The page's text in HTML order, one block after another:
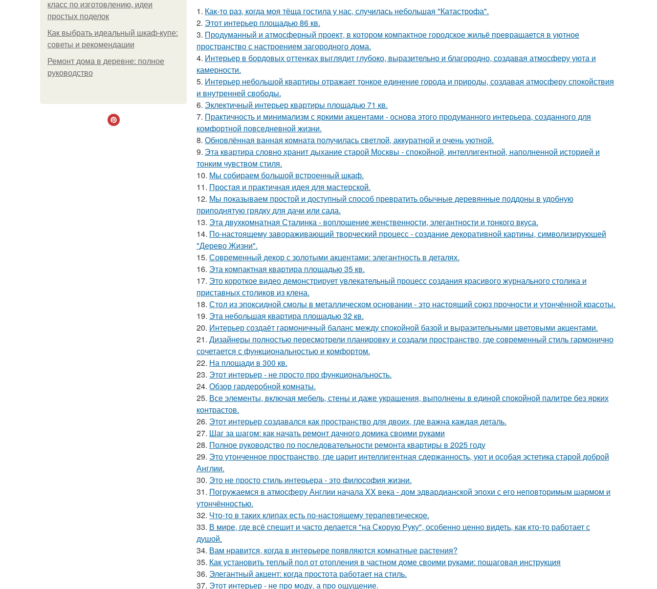
класс по изготовлению, идеи
простых поделок
Как выбрать идеальный шкаф-купе:
советы и рекомендации
Ремонт дома в деревне: полное
руководство
1. Как-то раз, когда моя тёща гостила у нас, случилась небольшая "Катастрофа".
2. Этот интерьер площадью 86 кв.
3. Продуманный и атмосферный проект, в котором компактное городское жильё превращается в уютное
пространство с настроением загородного дома.
4. Интерьер в бордовых оттенках выглядит глубоко, выразительно и благородно, создавая атмосферу уюта и
камерности.
5. Интерьер небольшой квартиры отражает тонкое единение города и природы, создавая атмосферу спокойствия
и внутренней свободы.
6. Эклектичный интерьер квартиры площадью 71 кв.
7. Практичность и минимализм с яркими акцентами - основа этого продуманного интерьера, созданного для
комфортной повседневной жизни.
8. Обновлённая ванная комната получилась светлой, аккуратной и очень уютной.
9. Эта квартира словно хранит дыхание старой Москвы - спокойной, интеллигентной, наполненной историей и
тонким чувством стиля.
10. Мы собираем большой встроенный шкаф.
11. Простая и практичная идея для мастерской.
12. Мы показываем простой и доступный способ превратить обычные деревянные поддоны в удобную
приподнятую грядку для дачи или сада.
13. Эта двухкомнатная Сталинка - воплощение женственности, элегантности и тонкого вкуса.
14. По-настоящему завораживающий творческий процесс - создание декоративной картины, символизирующей
"Дерево Жизни".
15. Современный декор с золотыми акцентами: элегантность в деталях.
16. Эта компактная квартира площадью 35 кв.
17. Это короткое видео демонстрирует увлекательный процесс создания красивого журнального столика и
приставных столиков из клена.
18. Стол из эпоксидной смолы в металлическом основании - это настоящий союз прочности и утончённой красоты.
19. Эта небольшая квартира площадью 32 кв.
20. Интерьер создаёт гармоничный баланс между спокойной базой и выразительными цветовыми акцентами.
21. Дизайнеры полностью пересмотрели планировку и создали пространство, где современный стиль гармонично
сочетается с функциональностью и комфортом.
22. На площади в 300 кв.
23. Этот интерьер - не просто про функциональность.
24. Обзор гардеробной комнаты.
25. Все элементы, включая мебель, стены и даже украшения, выполнены в единой спокойной палитре без ярких
контрастов.
26. Этот интерьер создавался как пространство для двоих, где важна каждая деталь.
27. Шаг за шагом: как начать ремонт дачного домика своими руками
28. Полное руководство по последовательности ремонта квартиры в 2025 году
29. Это утонченное пространство, где царит интеллигентная сдержанность, уют и особая эстетика старой доброй
Англии.
30. Это не просто стиль интерьера - это философия жизни.
31. Погружаемся в атмосферу Англии начала XX века - дом эдвардианской эпохи с его неповторимым шармом и
утончённостью.
32. Что-то в таких клипах есть по-настоящему терапевтическое.
33. В мире, где всё спешит и часто делается "на Скорую Руку", особенно ценно видеть, как кто-то работает с
душой.
34. Вам нравится, когда в интерьере появляются комнатные растения?
35. Как установить теплый пол от отопления в частном доме своими руками: пошаговая инструкция
36. Элегантный акцент: когда простота работает на стиль.
37. Этот интерьер - не про моду, а про ощущение.